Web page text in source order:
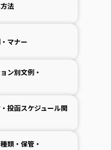
法
マナー
ン別文例・
投函スケジュール関
類・保管・